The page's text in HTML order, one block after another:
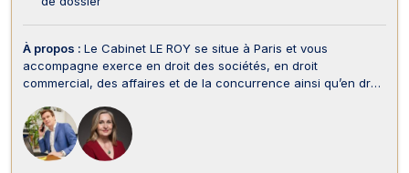
À propos : Le Cabinet LE ROY se situe à Paris et vous
accompagne exerce en droit des sociétés, en droit
commercial, des affaires et de la concurrence ainsi qu’en droit
droit des sociétés, le Cabinet LE ROY vous assiste dès la
constitution de votre société. II vous aide à choisi...